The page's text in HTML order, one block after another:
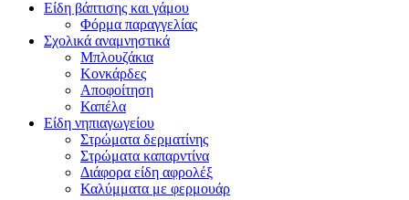
Είδη βάπτισης και γάμου
Φόρμα παραγγελίας
Σχολικά αναμνηστικά
Μπλουζάκια
Κονκάρδες
Αποφοίτηση
Καπέλα
Είδη νηπιαγωγείου
Στρώματα δερματίνης
Στρώματα καπαρντίνα
Διάφορα είδη αφρολέξ
Καλύμματα με φερμουάρ